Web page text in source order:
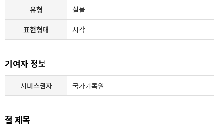
유형 실물
표현형태 시각
기여자 정보
서비스권자 국가기록원
철 제목